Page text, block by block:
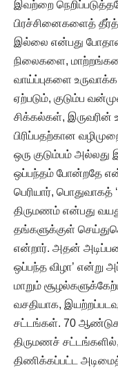
இவற்றை
பிரச்சினைகளைத்
இல்லை என்பது
நிலைகளை,
வாய்ப்புகளை
ஏற்படும், குடும்ப
சிக்கல்கள், இருவரின்
பிரிப்பதற்கான
ஒரு குடும்பம்
ஒப்பந்தம் போன்றதே
பெரியார், பொதுவாகத்
திருமணம் என்பது
தங்களுக்குள்
என்றார். அதன்
ஒப்பந்த விழா’ என்று
மாறும்
வசதியாக,
சட்டங்கள். 70
திருமணச்
திணிக்கப்பட்ட